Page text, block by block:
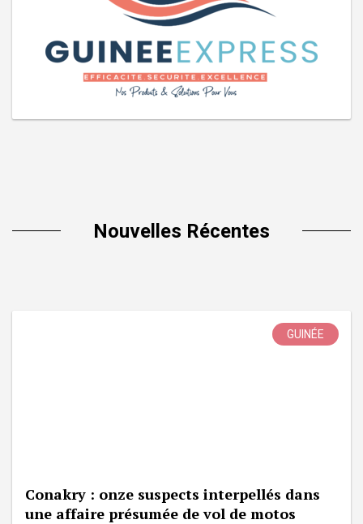
Nouvelles Récentes
GUINÉE
Conakry : onze suspects interpellés dans
une affaire présumée de vol de motos